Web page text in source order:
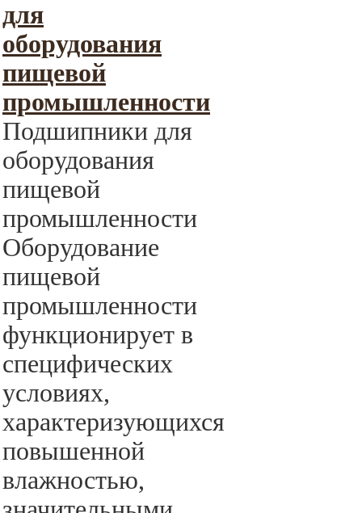
для
оборудования
пищевой
промышленности
Подшипники для
оборудования
пищевой
промышленности
Оборудование
пищевой
промышленности
функционирует в
специфических
условиях,
характеризующихся
повышенной
влажностью,